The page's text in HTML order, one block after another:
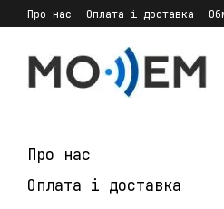
Перейти до основного контенту
Про нас Оплата і доставка
Політика конфіденційності
Про нас
Оплата і доставка